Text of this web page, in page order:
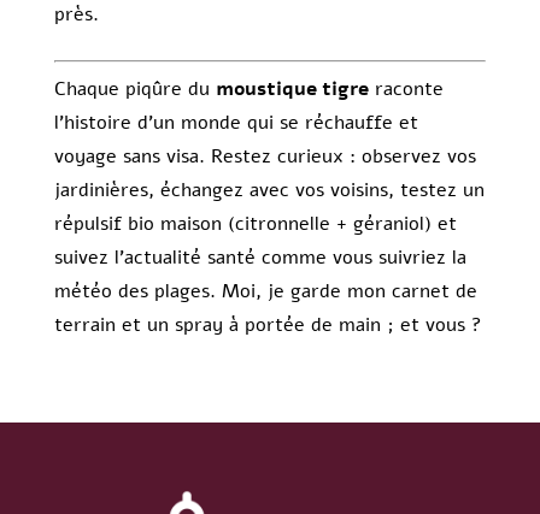
près.
Chaque piqûre du moustique tigreraconte
l’histoire d’un monde qui se réchauffe et
voyage sans visa. Restez curieux : observez vos
jardinières, échangez avec vos voisins, testez un
répulsif bio maison (citronnelle + géraniol) et
suivez l’actualité santé comme vous suivriez la
météo des plages. Moi, je garde mon carnet de
terrain et un spray à portée de main ; et vous ?